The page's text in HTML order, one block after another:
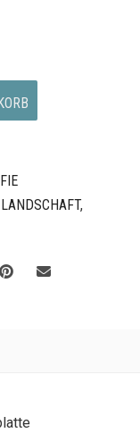
LANDSCHAFT,